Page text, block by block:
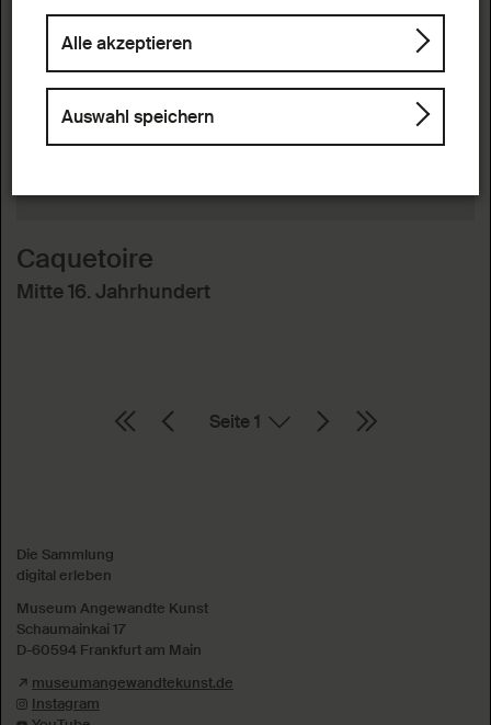
Caquetoire
Mitte 16. Jahrhundert
Die Sammlung
digital erleben
Museum Angewandte Kunst
Schaumainkai 17
D-60594 Frankfurt am Main
museumangewandtekunst.de
Instagram
Alle akzeptieren
Auswahl speichern